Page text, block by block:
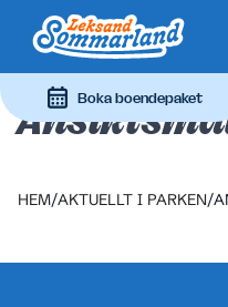
Hoppa till innehåll
Leksand Sommarland
Boka boendepaket
HEM/AKTUELLT I PARKEN/